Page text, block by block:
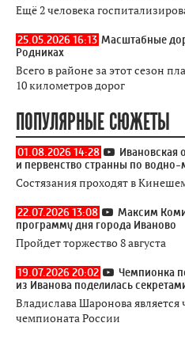
Ещё 2 человека
25.05.2026 16:13 Масштабные
Родниках
Всего в районе за этот сезон
10 километров дорог
ПОПУЛЯРНЫЕ СЮЖЕТЫ
01.08.2026 14:28
Ивановская
и первенство странны по
Состязания проходят в
22.07.2026 13:08
Максим
программу дня города Иваново
Пройдет торжество 8 августа
19.07.2026 20:02
Чемпионка
из Иванова поделилась
Владислава Шаронова
чемпионата России